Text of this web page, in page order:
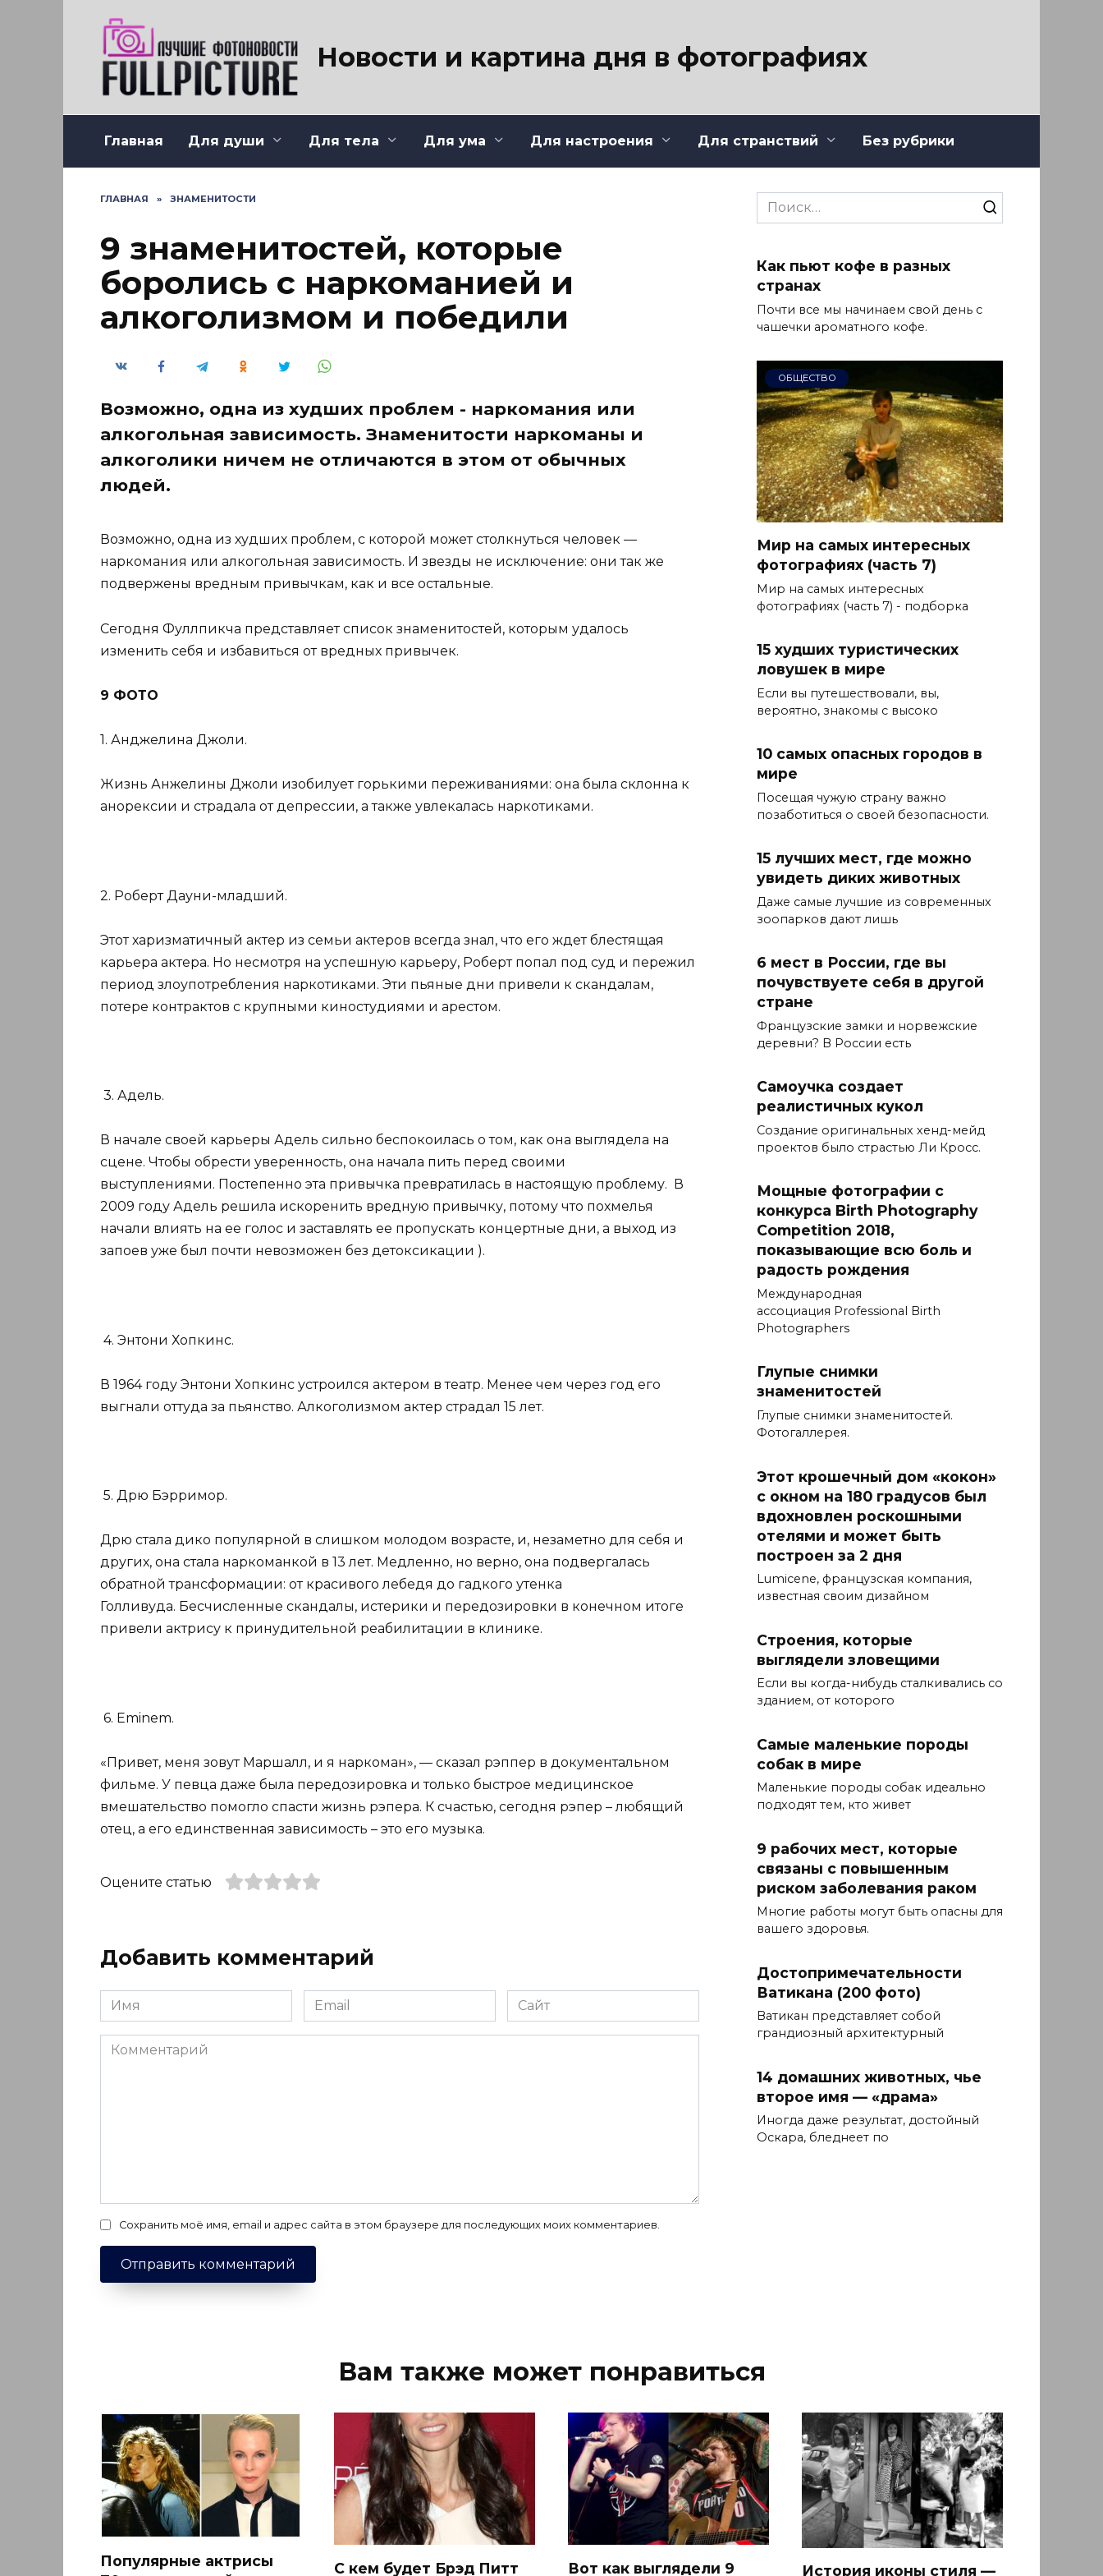
Новости и картина дня в фотографиях
Главная Для души Для тела Для ума Для настроения Для странствий Без рубрики
ГЛАВНАЯ » ЗНАМЕНИТОСТИ
9 знаменитостей, которые
боролись с наркоманией и
алкоголизмом и победили
Возможно, одна из худших проблем - наркомания или
алкогольная зависимость. Знаменитости наркоманы и
алкоголики ничем не отличаются в этом от обычных
людей.
Возможно, одна из худших проблем, с которой может столкнуться человек —
наркомания или алкогольная зависимость. И звезды не исключение: они так же
подвержены вредным привычкам, как и все остальные.
Сегодня Фуллпикча представляет список знаменитостей, которым удалось
изменить себя и избавиться от вредных привычек.
9 ФОТО
1. Анджелина Джоли.
Жизнь Анжелины Джоли изобилует горькими переживаниями: она была склонна к
анорексии и страдала от депрессии, а также увлекалась наркотиками.
2. Роберт Дауни-младший.
Этот харизматичный актер из семьи актеров всегда знал, что его ждет блестящая
карьера актера. Но несмотря на успешную карьеру, Роберт попал под суд и пережил
период злоупотребления наркотиками. Эти пьяные дни привели к скандалам,
потере контрактов с крупными киностудиями и арестом.
3. Адель.
В начале своей карьеры Адель сильно беспокоилась о том, как она выглядела на
сцене. Чтобы обрести уверенность, она начала пить перед своими
выступлениями. Постепенно эта привычка превратилась в настоящую проблему. В
2009 году Адель решила искоренить вредную привычку, потому что похмелья
начали влиять на ее голос и заставлять ее пропускать концертные дни, а выход из
запоев уже был почти невозможен без детоксикации ).
4. Энтони Хопкинс.
В 1964 году Энтони Хопкинс устроился актером в театр. Менее чем через год его
выгнали оттуда за пьянство. Алкоголизмом актер страдал 15 лет.
5. Дрю Бэрримор.
Дрю стала дико популярной в слишком молодом возрасте, и, незаметно для себя и
других, она стала наркоманкой в 13 лет. Медленно, но верно, она подвергалась
обратной трансформации: от красивого лебедя до гадкого утенка
Голливуда. Бесчисленные скандалы, истерики и передозировки в конечном итоге
привели актрису к принудительной реабилитации в клинике.
6. Eminem.
«Привет, меня зовут Маршалл, и я наркоман», — сказал рэппер в документальном
фильме. У певца даже была передозировка и только быстрое медицинское
вмешательство помогло спасти жизнь рэпера. К счастью, сегодня рэпер – любящий
отец, а его единственная зависимость – это его музыка.
Оцените статью
Добавить комментарий
Имя
*
Email
*
Сайт
Комментарий
Сохранить моё имя, email и адрес сайта в этом браузере для последующих моих комментариев.
Search
for:
Как пьют кофе в разных
странах
Почти все мы начинаем свой день с
чашечки ароматного кофе.
ОБЩЕСТВО
Мир на самых интересных
фотографиях (часть 7)
Мир на самых интересных
фотографиях (часть 7) - подборка
15 худших туристических
ловушек в мире
Если вы путешествовали, вы,
вероятно, знакомы с высоко
10 самых опасных городов в
мире
Посещая чужую страну важно
позаботиться о своей безопасности.
15 лучших мест, где можно
увидеть диких животных
Даже самые лучшие из современных
зоопарков дают лишь
6 мест в России, где вы
почувствуете себя в другой
стране
Французские замки и норвежские
деревни? В России есть
Самоучка создает
реалистичных кукол
Создание оригинальных хенд-мейд
проектов было страстью Ли Кросс.
Мощные фотографии с
конкурса Birth Photography
Competition 2018,
показывающие всю боль и
радость рождения
Международная
ассоциация Professional Birth
Photographers
Глупые снимки
знаменитостей
Глупые снимки знаменитостей.
Фотогаллерея.
Этот крошечный дом «кокон»
с окном на 180 градусов был
вдохновлен роскошными
отелями и может быть
построен за 2 дня
Lumicene, французская компания,
известная своим дизайном
Строения, которые
выглядели зловещими
Если вы когда-нибудь сталкивались со
зданием, от которого
Самые маленькие породы
собак в мире
Маленькие породы собак идеально
подходят тем, кто живет
9 рабочих мест, которые
связаны с повышенным
риском заболевания раком
Многие работы могут быть опасны для
вашего здоровья.
Достопримечательности
Ватикана (200 фото)
Ватикан представляет собой
грандиозный архитектурный
14 домашних животных, чье
второе имя — «драма»
Иногда даже результат, достойный
Оскара, бледнеет по
Вам также может понравиться
Популярные актрисы
С кем будет Брэд Питт Вот как выглядели 9 История иконы стиля —